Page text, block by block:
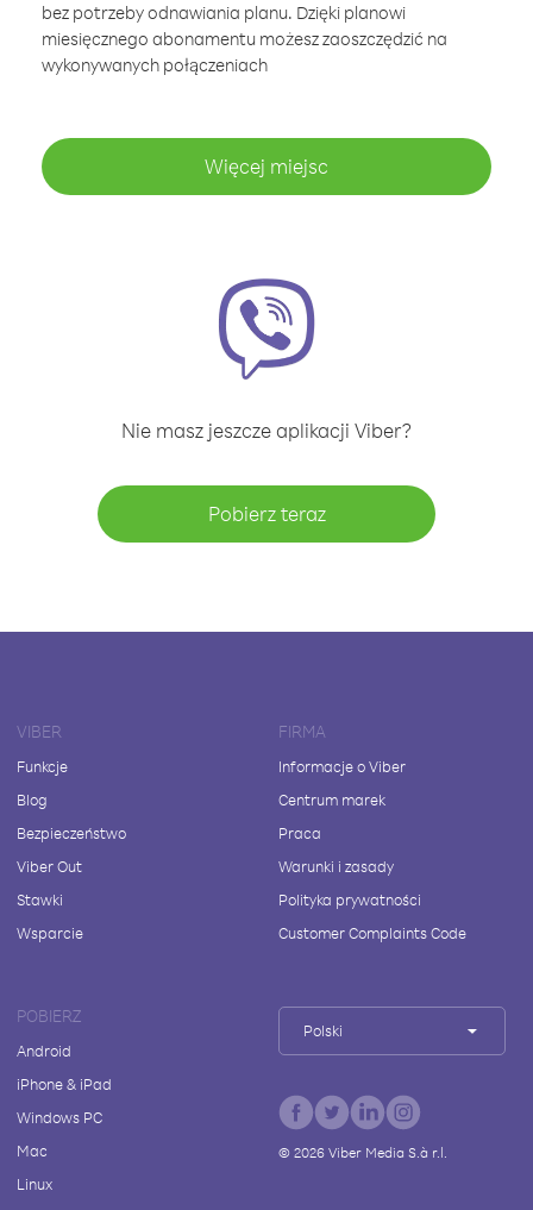
bez potrzeby odnawiania planu. Dzięki planowi
miesięcznego abonamentu możesz zaoszczędzić na
wykonywanych połączeniach
Więcej miejsc
Nie masz jeszcze aplikacji Viber?
Pobierz teraz
VIBER
Funkcje
Blog
Bezpieczeństwo
Viber Out
Stawki
Wsparcie
FIRMA
Informacje o Viber
Centrum marek
Praca
Warunki i zasady
Polityka prywatności
Customer Complaints Code
POBIERZ
Android
iPhone & iPad
Windows PC
Mac
Linux
Polski
© 2026Viber Media S.à r.l.